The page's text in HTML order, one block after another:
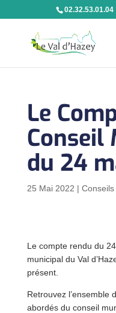
02.32.53.01.04
Le
Conseil
du 24
25 Mai 2022 |
Le compte rendu du
municipal du Val
présent.
Retrouvez l’ensemble
abordés du conseil